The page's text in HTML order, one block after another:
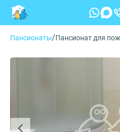
Пансионаты/Пансионат для